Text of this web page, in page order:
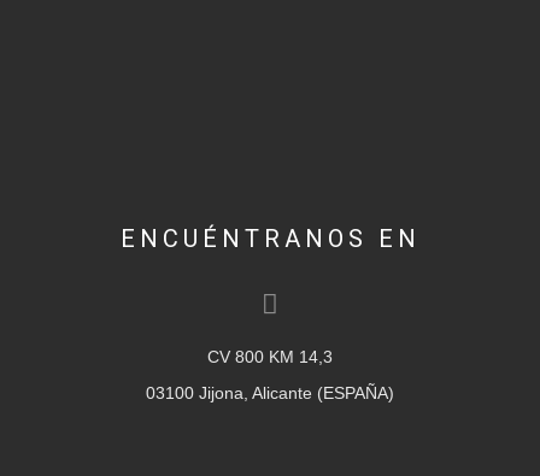
ENCUÉNTRANOS EN
CV 800 KM 14,3
03100 Jijona, Alicante (ESPAÑA)